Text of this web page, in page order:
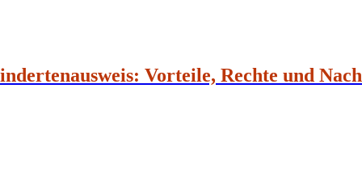
Vorteile, Rechte und